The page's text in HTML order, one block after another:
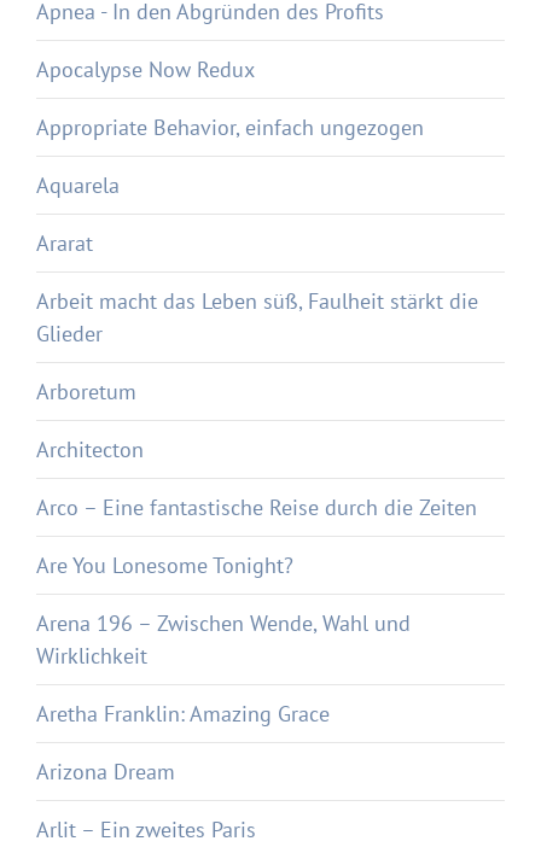
Apnea - In den Abgründen des Profits
Apocalypse Now Redux
Appropriate Behavior, einfach ungezogen
Aquarela
Ararat
Arbeit macht das Leben süß, Faulheit stärkt die
Glieder
Arboretum
Architecton
Arco – Eine fantastische Reise durch die Zeiten
Are You Lonesome Tonight?
Arena 196 – Zwischen Wende, Wahl und
Wirklichkeit
Aretha Franklin: Amazing Grace
Arizona Dream
Arlit – Ein zweites Paris